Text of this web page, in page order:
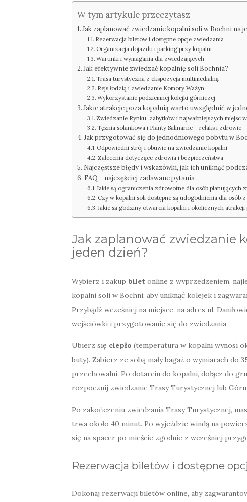
W tym artykule przeczytasz
Jak zaplanować zwiedzanie kopalni soli w Bochni na
Rezerwacja biletów i dostępne opcje zwiedzania
Organizacja dojazdu i parking przy kopalni
Warunki i wymagania dla zwiedzających
Jak efektywnie zwiedzać kopalnię soli Bochnia?
Trasa turystyczna z ekspozycją multimedialną
Rejs łodzią i zwiedzanie Komory Ważyn
Wykorzystanie podziemnej kolejki górniczej
Jakie atrakcje poza kopalnią warto uwzględnić w
Zwiedzanie Rynku, zabytków i najważniejszych miejsc
Tężnia solankowa i Planty Salinarne – relaks i zdrowie
Jak przygotować się do jednodniowego pobytu w
Odpowiedni strój i obuwie na zwiedzanie kopalni
Zalecenia dotyczące zdrowia i bezpieczeństwa
Najczęstsze błędy i wskazówki, jak ich uniknąć
FAQ – najczęściej zadawane pytania
Jakie są ograniczenia zdrowotne dla osób planujących
Czy w kopalni soli dostępne są udogodnienia dla osób z
Jakie są godziny otwarcia kopalni i okolicznych atrakcji
Jak zaplanować zwiedzanie
jeden dzień?
Wybierz i zakup bilet online z wyprzedzeniem,
kopalni soli w Bochni, aby uniknąć kolejek i
Przybądź wcześniej na miejsce, na adres ul.
wejściówki i przygotowanie się do zwiedzania.
Ubierz się ciepło (temperatura w kopalni wynosi
buty). Zabierz ze sobą mały bagaż o wymiarach do
przechowalni. Po dotarciu do kopalni, dołącz do
rozpocznij zwiedzanie Trasy Turystycznej lub
Po zakończeniu zwiedzania Trasy Turystycznej,
trwa około 40 minut. Po wyjeździe windą na
się na spacer po mieście zgodnie z wcześniej
Rezerwacja biletów i dostępne
Dokonaj rezerwacji biletów online, aby